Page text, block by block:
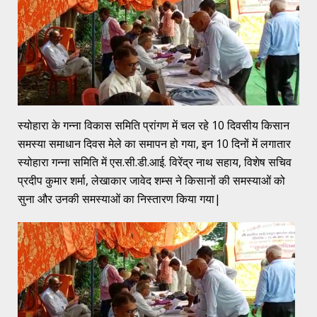
स्योहारा के गन्ना विकास समिति प्रांगण में चल रहे 10 दिवसीय किसान
समस्या समाधान दिवस मेले का समापन हो गया, इन 10 दिनों में लगातार
स्योहारा गन्ना समिति में एस.सी.डी.आई. विरेंद्र नाथ सहाय, विशेष सचिव
प्रदीप कुमार शर्मा, लेखाकार जावेद शम्स ने किसानों की समस्याओं को
सुना और उनकी समस्याओं का निस्तारण किया गया|